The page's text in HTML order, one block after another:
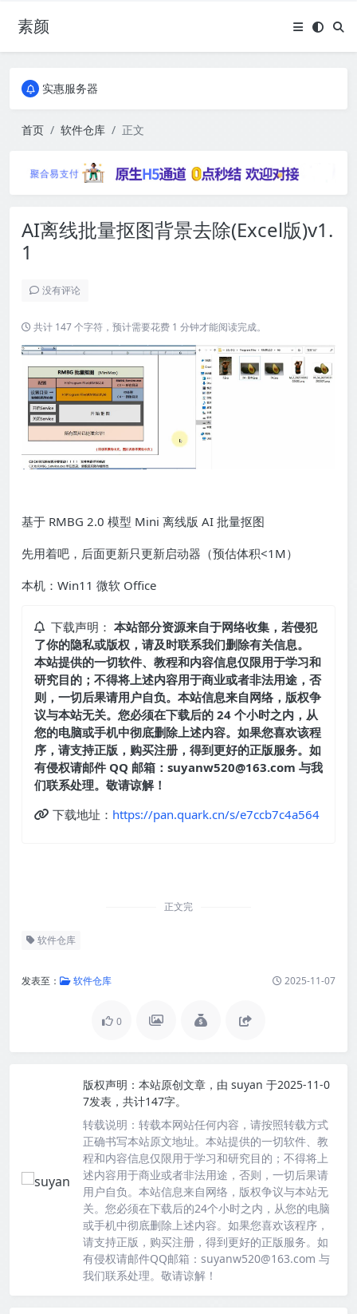
素颜全国免费包邮流量卡
实惠服务器
实惠服务器
首页 软件仓库 正文
AI离线批量抠图背景去除(Excel版)v1.
1
没有评论
共计 147 个字符，预计需要花费 1 分钟才能阅读完成。
基于 RMBG 2.0 模型 Mini 离线版 AI 批量抠图
先用着吧，后面更新只更新启动器（预估体积<1M）
本机：Win11 微软 Office
下载声明： 本站部分资源来自于网络收集，若侵犯
了你的隐私或版权，请及时联系我们删除有关信息。
本站提供的一切软件、教程和内容信息仅限用于学习和
研究目的；不得将上述内容用于商业或者非法用途，否
则，一切后果请用户自负。本站信息来自网络，版权争
议与本站无关。您必须在下载后的 24 个小时之内，从
您的电脑或手机中彻底删除上述内容。如果您喜欢该程
序，请支持正版，购买注册，得到更好的正版服务。如
有侵权请邮件 QQ 邮箱：suyanw520@163.com 与我
们联系处理。敬请谅解！
下载地址： https://pan.quark.cn/s/e7ccb7c4a564
正文完
软件仓库
发表至： 软件仓库 2025-11-07
0
版权声明： 本站原创文章，由 suyan 于2025-11-0
7发表，共计147字。
转载说明： 转载本网站任何内容，请按照转载方式
正确书写本站原文地址。本站提供的一切软件、教
程和内容信息仅限用于学习和研究目的；不得将上
述内容用于商业或者非法用途，否则，一切后果请
用户自负。本站信息来自网络，版权争议与本站无
关。您必须在下载后的24个小时之内，从您的电脑
或手机中彻底删除上述内容。如果您喜欢该程序，
请支持正版，购买注册，得到更好的正版服务。如
有侵权请邮件QQ邮箱：suyanw520@163.com 与
我们联系处理。敬请谅解！